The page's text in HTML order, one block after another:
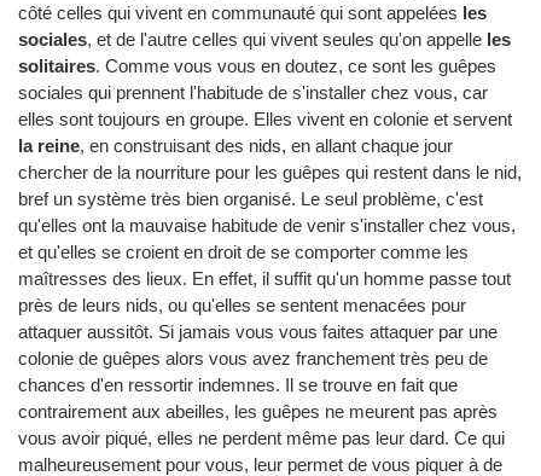
côté celles qui vivent en communauté qui sont appelées les
sociales, et de l'autre celles qui vivent seules qu'on appelle les
solitaires. Comme vous vous en doutez, ce sont les guêpes
sociales qui prennent l'habitude de s'installer chez vous, car
elles sont toujours en groupe. Elles vivent en colonie et servent
la reine, en construisant des nids, en allant chaque jour
chercher de la nourriture pour les guêpes qui restent dans le nid,
bref un système très bien organisé. Le seul problème, c'est
qu'elles ont la mauvaise habitude de venir s'installer chez vous,
et qu'elles se croient en droit de se comporter comme les
maîtresses des lieux. En effet, il suffit qu'un homme passe tout
près de leurs nids, ou qu'elles se sentent menacées pour
attaquer aussitôt. Si jamais vous vous faites attaquer par une
colonie de guêpes alors vous avez franchement très peu de
chances d'en ressortir indemnes. Il se trouve en fait que
contrairement aux abeilles, les guêpes ne meurent pas après
vous avoir piqué, elles ne perdent même pas leur dard. Ce qui
malheureusement pour vous, leur permet de vous piquer à de